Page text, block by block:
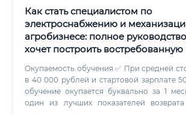
Как стать специалистом по
электроснабжению и
агробизнесе: полное
хочет построить востребованную
Окупаемость обучения ✅ При средней стоимости курсов
в 40 000 рублей и стартовой зарплате
обучение окупается буквально за 1
один из лучших показателей